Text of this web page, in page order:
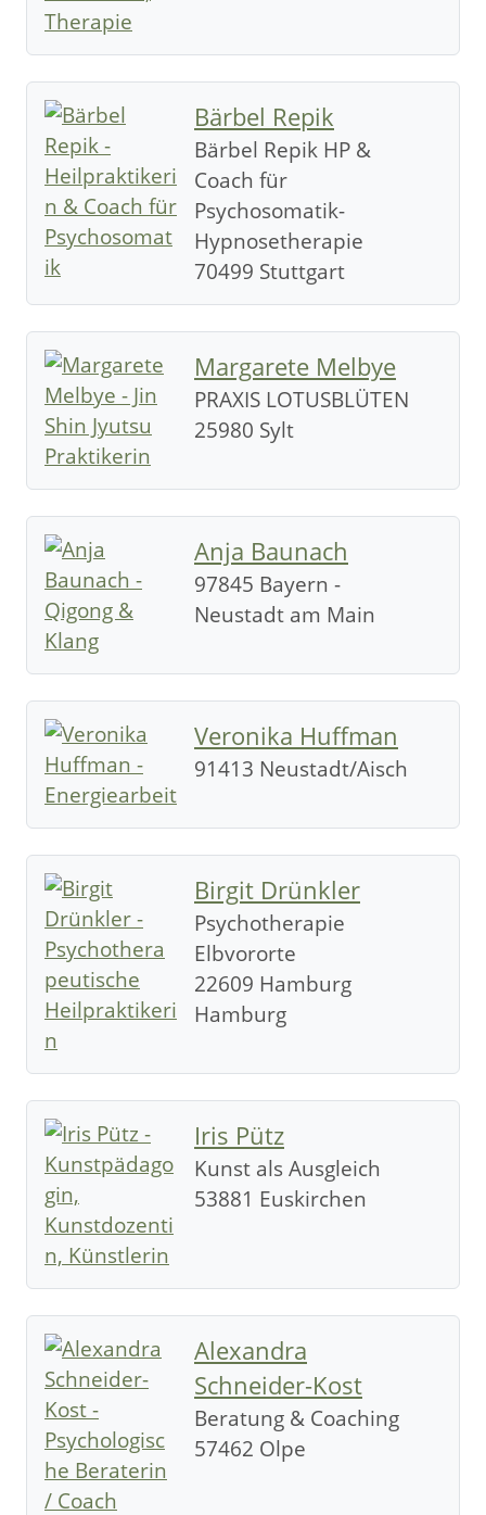
Bärbel Repik
Bärbel Repik HP &
Coach für
Psychosomatik-
Hypnosetherapie
70499 Stuttgart
Margarete Melbye
PRAXIS LOTUSBLÜTEN
25980 Sylt
Anja Baunach
97845 Bayern -
Neustadt am Main
Veronika Huffman
91413 Neustadt/Aisch
Birgit Drünkler
Psychotherapie
Elbvororte
22609 Hamburg
Hamburg
Iris Pütz
Kunst als Ausgleich
53881 Euskirchen
Alexandra
Schneider-Kost
Beratung & Coaching
57462 Olpe